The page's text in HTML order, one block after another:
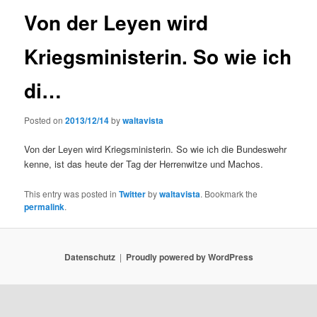
Von der Leyen wird
Kriegsministerin. So wie ich
di…
Posted on2013/12/14bywaltavista
Von der Leyen wird Kriegsministerin. So wie ich die Bundeswehr
kenne, ist das heute der Tag der Herrenwitze und Machos.
This entry was posted inTwitterbywaltavista. Bookmark the
permalink.
Datenschutz Proudly powered by WordPress